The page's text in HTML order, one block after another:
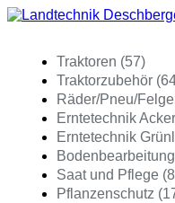
Traktoren (57)
Traktorzubehör
Räder/Pneu/
Erntetechnik
Erntetechnik
Saat und Pflege
Pflanzenschutz